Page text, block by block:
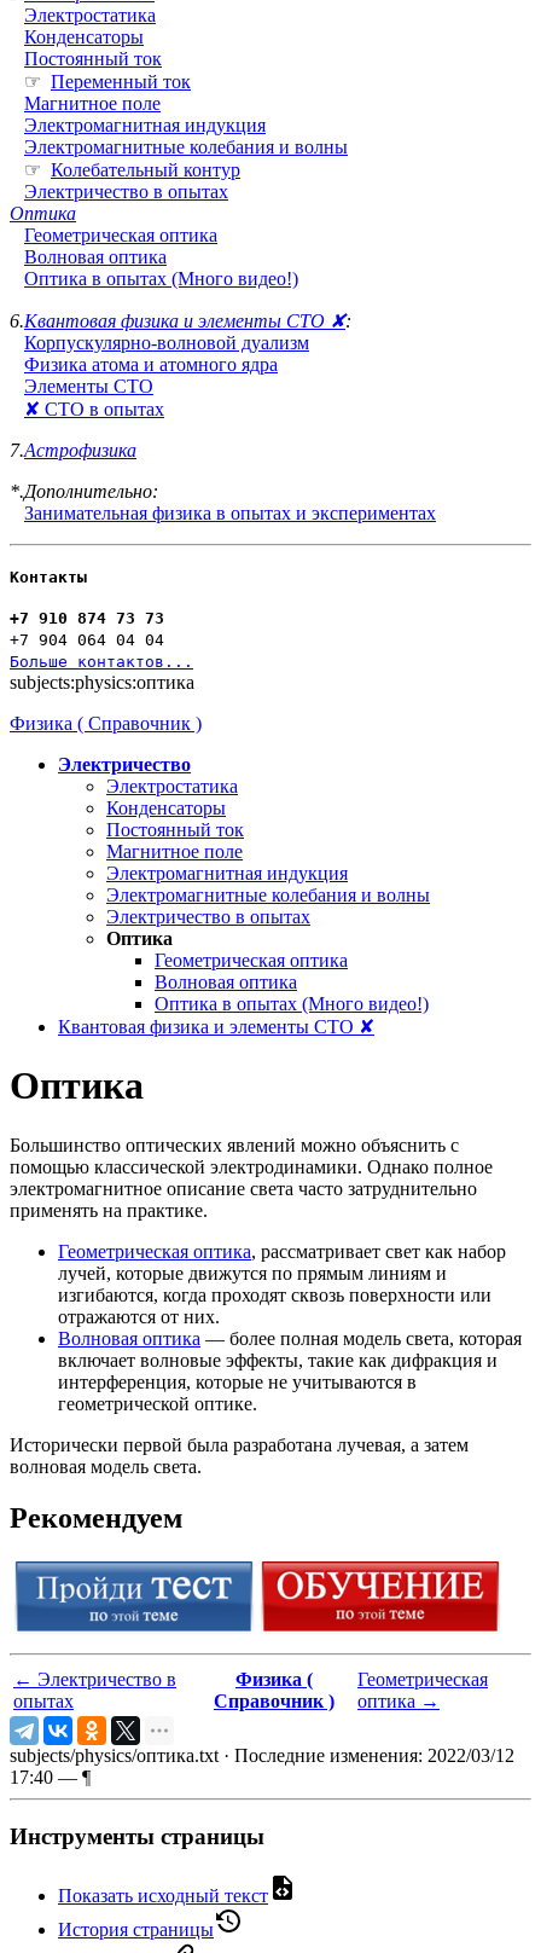
Электростатика
Конденсаторы
Постоянный ток
☞ Переменный ток
Магнитное поле
Электромагнитная индукция
Электромагнитные колебания и волны
☞ Колебательный контур
Электричество в опытах
Оптика
Геометрическая оптика
Волновая оптика
Оптика в опытах (Много видео!)
6.Квантовая физика и элементы СТО ✘:
Корпускулярно-волновой дуализм
Физика атома и атомного ядра
Элементы СТО
✘ СТО в опытах
7.Астрофизика
*.Дополнительно:
Занимательная физика в опытах и экспериментах
Контакты
+7 910 874 73 73
+7 904 064 04 04
Больше контактов...
subjects:physics:оптика
Физика ( Справочник )
Электричество
Электростатика
Конденсаторы
Постоянный ток
Магнитное поле
Электромагнитная индукция
Электромагнитные колебания и волны
Электричество в опытах
Оптика
Геометрическая оптика
Волновая оптика
Оптика в опытах (Много видео!)
Квантовая физика и элементы СТО ✘
Оптика
Большинство оптических явлений можно объяснить с
помощью классической электродинамики. Однако полное
электромагнитное описание света часто затруднительно
применять на практике.
Геометрическая оптика, рассматривает свет как набор
лучей, которые движутся по прямым линиям и
изгибаются, когда проходят сквозь поверхности или
отражаются от них.
Волновая оптика — более полная модель света, которая
включает волновые эффекты, такие как дифракция и
интерференция, которые не учитываются в
геометрической оптике.
Исторически первой была разработана лучевая, а затем
волновая модель света.
Рекомендуем
← Электричество в
опытах
Физика (
Справочник )
Геометрическая
оптика →
subjects/physics/оптика.txt· Последние изменения: 2022/03/12
17:40 — ¶
Инструменты страницы
Показать исходный текст
История страницы